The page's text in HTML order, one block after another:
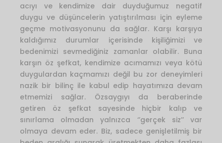
acıyı ve kendimize dair duyduğumuz negatif
duygu ve düşüncelerin yatıştırılması için eyleme
geçme motivasyonunu da sağlar. Karşı karşıya
kaldığımız durumlar içerisinde kişiliğimizi ve
bedenimizi sevmediğiniz zamanlar olabilir. Buna
karşın öz şefkat, kendimize acımamızı veya kötü
duygulardan kaçmamızı değil bu zor deneyimleri
nazik bir bilinç ile kabul edip hayatımıza devam
etmemizi sağlar. Özsaygıyı da beraberinde
getiren öz şefkat sayesinde hiçbir kalıp ve
sınırlama olmadan yalnızca ‘’gerçek siz’’ var
olmaya devam eder. Biz, sadece genişletilmiş bir